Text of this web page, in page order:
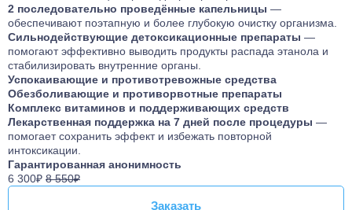
2 последовательно проведённые капельницы —
обеспечивают поэтапную и более глубокую очистку организма.
Сильнодействующие детоксикационные препараты —
помогают эффективно выводить продукты распада этанола и
стабилизировать внутренние органы.
Успокаивающие и противотревожные средства
Обезболивающие и противорвотные препараты
Комплекс витаминов и поддерживающих средств
Лекарственная поддержка на 7 дней после процедуры —
помогает сохранить эффект и избежать повторной
интоксикации.
Гарантированная анонимность
6 300₽ 8 550₽
Заказать
Заказать